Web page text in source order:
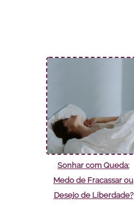
Sonhar com Queda:
Medo de Fracassar ou
Desejo de Liberdade?